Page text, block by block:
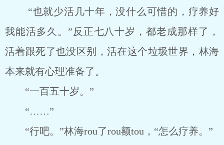
“也就少活几十年，没什么可惜的，疗养好
我能活多久。”反正七八十岁，都老成那样了，
活着跟死了也没区别，活在这个垃圾世界，林海
本来就有心理准备了。
“一百五十岁。”
“……”
“行吧。”林海rou了rou额tou，“怎么疗养。”